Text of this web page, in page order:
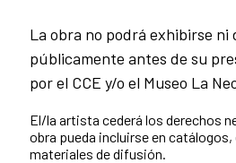
La obra no podrá exhibirse ni
públicamente antes de su
por el CCE y/o el Museo La
El/la artista cederá los derechos
obra pueda incluirse en
materiales de difusión.